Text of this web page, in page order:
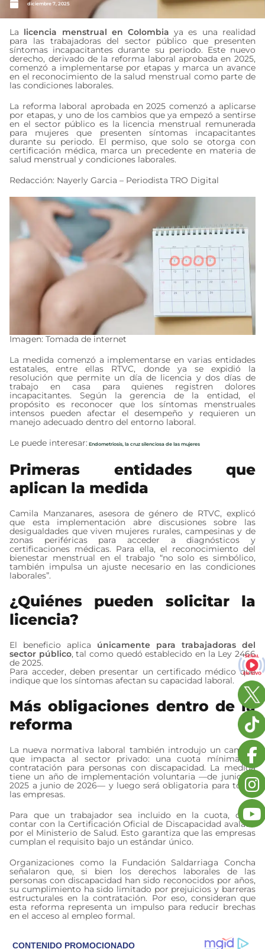
diciembre 7, 2025
La licencia menstrual en Colombia ya es una realidad
para las trabajadoras del sector público que presenten
síntomas incapacitantes durante su periodo. Este nuevo
derecho, derivado de la reforma laboral aprobada en 2025,
comenzó a implementarse por etapas y marca un avance
en el reconocimiento de la salud menstrual como parte de
las condiciones laborales.
La reforma laboral aprobada en 2025 comenzó a aplicarse
por etapas, y uno de los cambios que ya empezó a sentirse
en el sector público es la licencia menstrual remunerada
para mujeres que presenten síntomas incapacitantes
durante su periodo. El permiso, que solo se otorga con
certificación médica, marca un precedente en materia de
salud menstrual y condiciones laborales.
Redacción: Nayerly Garcia – Periodista TRO Digital
Imagen: Tomada de internet
La medida comenzó a implementarse en varias entidades
estatales, entre ellas RTVC, donde ya se expidió la
resolución que permite un día de licencia y dos días de
trabajo en casa para quienes registren dolores
incapacitantes. Según la gerencia de la entidad, el
propósito es reconocer que los síntomas menstruales
intensos pueden afectar el desempeño y requieren un
manejo adecuado dentro del entorno laboral.
Le puede interesar: Endometriosis, la cruz silenciosa de las mujeres
Primeras entidades que
aplican la medida
Camila Manzanares, asesora de género de RTVC, explicó
que esta implementación abre discusiones sobre las
desigualdades que viven mujeres rurales, campesinas y de
zonas periféricas para acceder a diagnósticos y
certificaciones médicas. Para ella, el reconocimiento del
bienestar menstrual en el trabajo “no solo es simbólico,
también impulsa un ajuste necesario en las condiciones
laborales”.
¿Quiénes pueden solicitar la
licencia?
El beneficio aplica únicamente para trabajadoras del
sector público, tal como quedó establecido en la Ley 2466
de 2025.
Para acceder, deben presentar un certificado médico que
indique que los síntomas afectan su capacidad laboral.
Más obligaciones dentro de la
reforma
La nueva normativa laboral también introdujo un cambio
que impacta al sector privado: una cuota mínima de
contratación para personas con discapacidad. La medida
tiene un año de implementación voluntaria —de junio de
2025 a junio de 2026— y luego será obligatoria para todas
las empresas.
Para que un trabajador sea incluido en la cuota, debe
contar con la Certificación Oficial de Discapacidad avalada
por el Ministerio de Salud. Esto garantiza que las empresas
cumplan el requisito bajo un estándar único.
Organizaciones como la Fundación Saldarriaga Concha
señalaron que, si bien los derechos laborales de las
personas con discapacidad han sido reconocidos por años,
su cumplimiento ha sido limitado por prejuicios y barreras
estructurales en la contratación. Por eso, consideran que
esta reforma representa un impulso para reducir brechas
en el acceso al empleo formal.